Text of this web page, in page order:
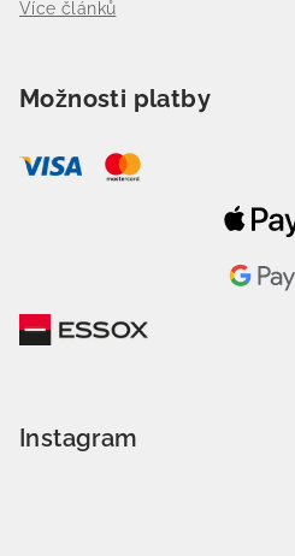
Více článků
Možnosti platby
Instagram